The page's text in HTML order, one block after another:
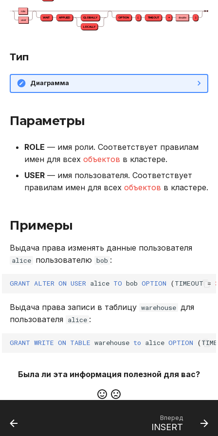
Использование журнала
Рекомендации по
Настройка Systemd
Устранение неполадок
role
user
WAIT APPLIED GLOBALLY
LOCALLY
OPTION ( TIMEOUT = double )
Тип
Диаграмма
Параметры
ROLE — имя роли. Соответствует правилам
имен для всех объектов в кластере.
USER — имя пользователя. Соответствует
правилам имен для всех объектов в кластере.
Примеры
Выдача права изменять данные пользователя
alice пользователю bob :
GRANT ALTER ON USER alice TO bob OPTION (TIMEOUT =
Выдача права записи в таблицу warehouse для
пользователя alice :
GRANT WRITE ON TABLE warehouse to alice OPTION (
Была ли эта информация полезной для вас?
Вперед
INSERT